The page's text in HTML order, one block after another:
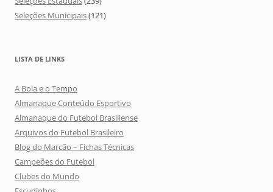
Seleções Municipais(121)
LISTA DE LINKS
A Bola e o Tempo
Almanaque Conteúdo Esportivo
Almanaque do Futebol Brasiliense
Arquivos do Futebol Brasileiro
Blog do Marcão – Fichas Técnicas
Campeões do Futebol
Clubes do Mundo